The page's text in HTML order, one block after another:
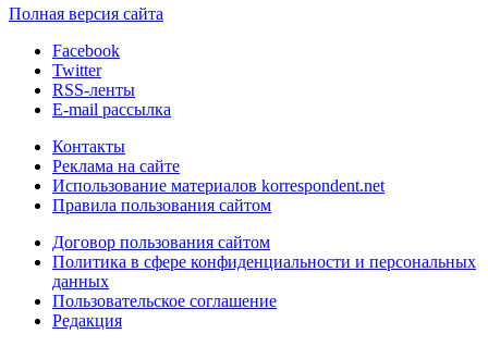
Полная версия сайта
Facebook
Twitter
RSS-ленты
E-mail рассылка
Контакты
Реклама на сайте
Использование материалов korrespondent.net
Правила пользования сайтом
Договор пользования сайтом
Политика в сфере конфиденциальности и персональных
данных
Пользовательское соглашение
Редакция